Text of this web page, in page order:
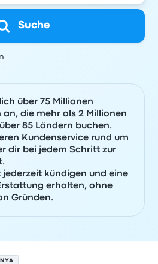
Suche
über 75 Millionen
an, die mehr als 2 Millionen
85 Ländern buchen.
Kundenservice rund um
dir bei jedem Schritt zur
jederzeit kündigen und eine
erhalten, ohne
Gründen.